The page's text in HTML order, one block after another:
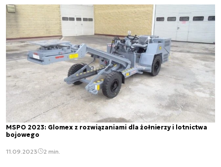
MSPO 2023: Glomex z rozwiązaniami dla żołnierzy i lotnictwa
bojowego
11.09.2023 2 min.